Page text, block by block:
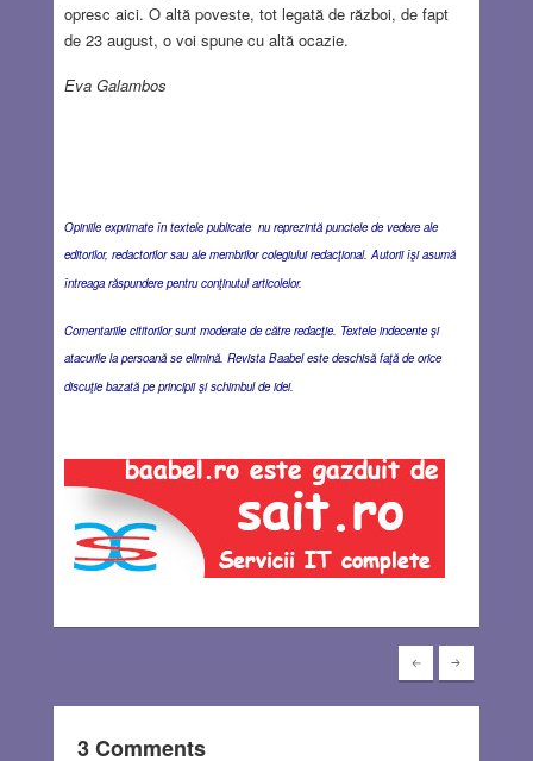
opresc aici. O altă poveste, tot legată de război, de fapt
de 23 august, o voi spune cu altă ocazie.
Eva Galambos
Opiniile exprimate în textele publicate nu reprezintă punctele de vedere ale
editorilor, redactorilor sau ale membrilor colegiului redacţional. Autorii îşi asumă
întreaga răspundere pentru conţinutul articolelor.
Comentariile cititorilor sunt moderate de către redacţie. Textele indecente şi
atacurile la persoană se elimină. Revista Baabel este deschisă faţă de orice
discuţie bazată pe principii şi schimbul de idei.
3 Comments